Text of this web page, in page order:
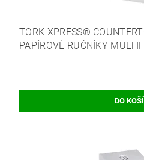
TORK XPRESS®
PAPÍROVÉ RUČNÍKY